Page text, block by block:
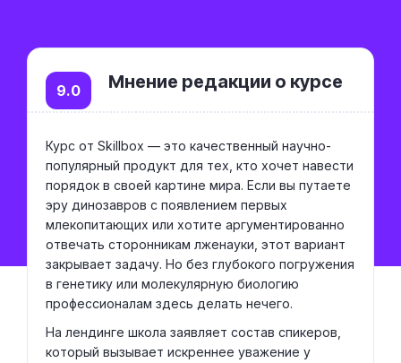
Мнение редакции о курсе
9.0
Курс от Skillbox — это качественный научно-
популярный продукт для тех, кто хочет навести
порядок в своей картине мира. Если вы путаете
эру динозавров с появлением первых
млекопитающих или хотите аргументированно
отвечать сторонникам лженауки, этот вариант
закрывает задачу. Но без глубокого погружения
в генетику или молекулярную биологию
профессионалам здесь делать нечего.
На лендинге школа заявляет состав спикеров,
который вызывает искреннее уважение у